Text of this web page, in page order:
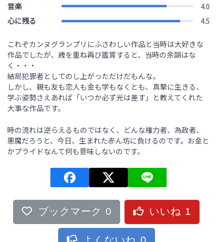
音楽
4.0
心に残る
4.5
これぞカンヌグランプリにふさわしい作品と当時は大好きな
作品でしたが、歳を重ね再び鑑賞すると、当時の余韻はな
く・・・
結局犯罪者としてのし上がっただけだもんな。
しかし、親も友も恋人も金も学もなくとも、真摯に生きる、
学ぶ姿勢さえあれば「いつか必ず光は差す」と教えてくれた
大事な作品です。
時の流れは逆らえるものではなく、どんな権力者、為政者、
悪魔だろうと、今日、生まれた赤ん坊に負けるのです。お金と
かプライドなんて何も意味しないのです。
ブックマーク 0 いいね 1